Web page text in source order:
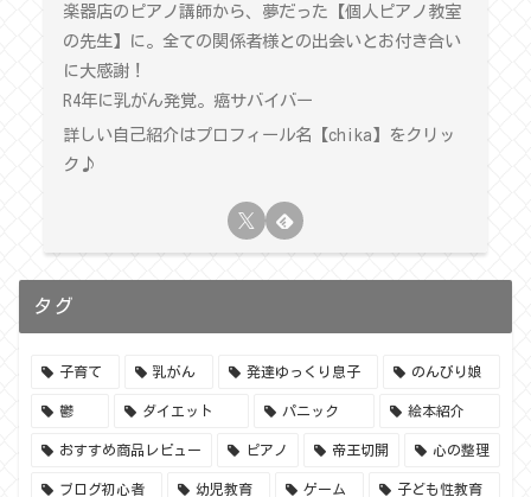
楽器店のピアノ講師から、夢だった【個人ピアノ教室
の先生】に。全ての関係者様との出会いとお付き合い
に大感謝！
R4年に乳がん発覚。癌サバイバー
詳しい自己紹介はプロフィール名【chika】をクリッ
ク♪
タグ
子育て 乳がん 発達ゆっくり息子 のんびり娘
鬱 ダイエット パニック 絵本紹介
おすすめ商品レビュー ピアノ 帝王切開 心の整理
ブログ初心者 幼児教育 ゲーム 子ども性教育